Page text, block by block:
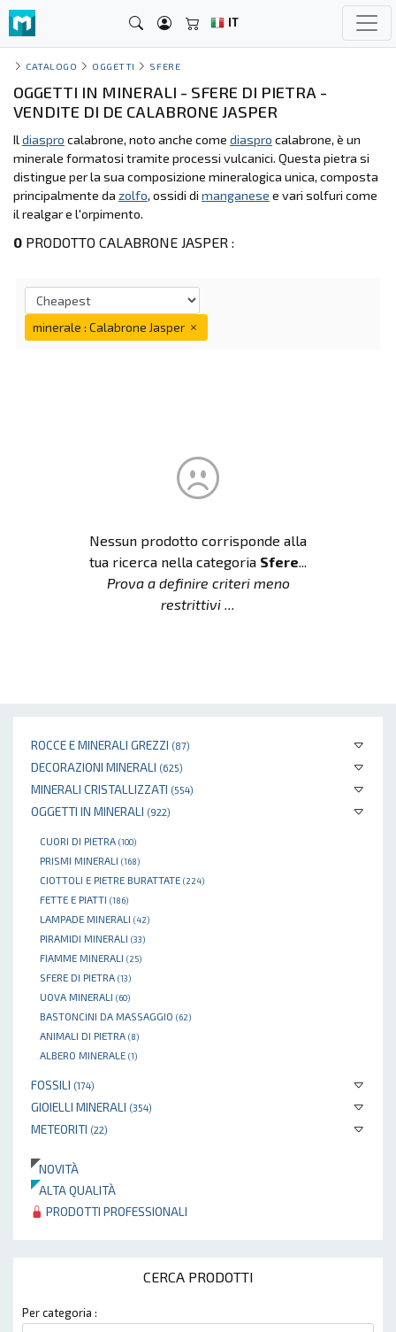
IT
ROCCE E MINERALI GREZZI (87)
DECORAZIONI MINERALI (625)
MINERALI CRISTALLIZZATI (554)
OGGETTI IN MINERALI (922)
CUORI DI PIETRA (100)
PRISMI MINERALI (168)
CIOTTOLI E PIETRE BURATTATE (224)
FETTE E PIATTI (186)
LAMPADE MINERALI (42)
PIRAMIDI MINERALI (33)
FIAMME MINERALI (25)
SFERE DI PIETRA (13)
UOVA MINERALI (60)
BASTONCINI DA MASSAGGIO (62)
ANIMALI DI PIETRA (8)
ALBERO MINERALE (1)
FOSSILI (174)
GIOIELLI MINERALI (354)
METEORITI (22)
NOVITÀ
ALTA QUALITÀ
PRODOTTI PROFESSIONALI
CERCA PRODOTTI
Per categoria :
CATALOGO OGGETTI SFERE
OGGETTI IN MINERALI - SFERE DI PIETRA -
VENDITE DI DE CALABRONE JASPER
Il diaspro calabrone, noto anche come diaspro calabrone, è un
minerale formatosi tramite processi vulcanici. Questa pietra si
distingue per la sua composizione mineralogica unica, composta
principalmente da zolfo, ossidi di manganese e vari solfuri come
il realgar e l'orpimento.
0 PRODOTTO CALABRONE JASPER :
minerale : Calabrone Jasper
Nessun prodotto corrisponde alla
tua ricerca nella categoria Sfere...
Prova a definire criteri meno
restrittivi ...